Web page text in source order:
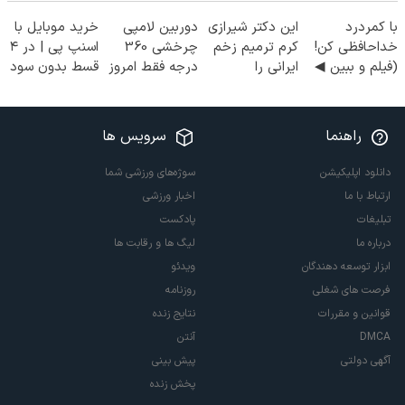
با کمردرد
خداحافظی کن!
(فیلم و ببین ◀
پرکن)
این دکتر شیرازی
کرم ترمیم زخم
ایرانی را
دوربین لامپی
چرخشی 360
درجه فقط امروز
پرداخت درب
منزل
خرید موبایل با
اسنپ پی | در ۴
قسط بدون سود
راهنما
دانلود اپلیکیشن
ارتباط با ما
تبلیغات
درباره ما
ابزار توسعه دهندگان
فرصت های شغلی
قوانین و مقررات
DMCA
آگهی دولتی
سرویس ها
سوژه‌های ورزشی شما
اخبار ورزشی
پادکست
لیگ ها و رقابت ها
ویدئو
روزنامه
نتایج زنده
آنتن
پیش بینی
پخش زنده